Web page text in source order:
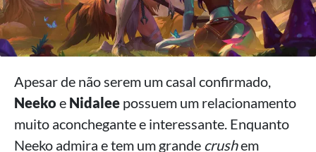
Apesar de não serem um casal confirmado,
Neeko e Nidalee possuem um relacionamento
muito aconchegante e interessante. Enquanto
Neeko admira e tem um grande crushem